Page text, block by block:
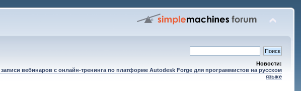
Новости:
вебинаров с онлайн-тренинга по платформе Autodesk Forge для программистов на русском
языке